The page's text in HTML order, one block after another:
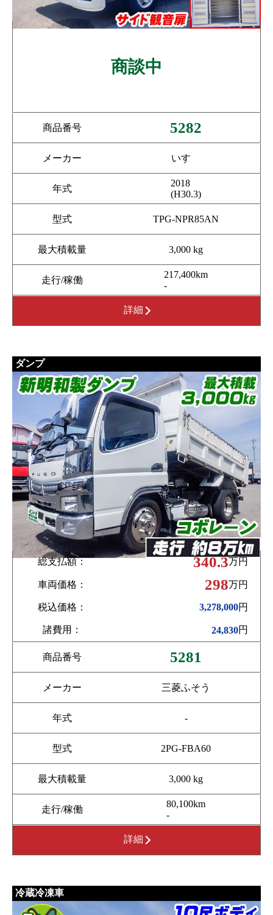
商談中
商品番号 5282
メーカー いすゞ
年式
2018
(H30.3)
型式 TPG-NPR85AN
最大積載量 3,000 kg
走行/稼働
217,400km
-
詳細
ダンプ
総支払額： 340.3万円
車両価格： 298万円
税込価格： 3,278,000円
諸費用： 24,830円
商品番号 5281
メーカー 三菱ふそう
年式 -
型式 2PG-FBA60
最大積載量 3,000 kg
走行/稼働
80,100km
-
詳細
冷蔵冷凍車